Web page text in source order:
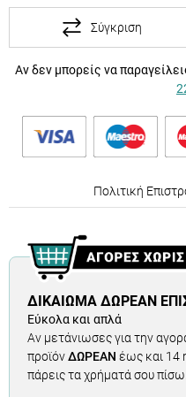
Σύγκριση
Αν δεν μπορείς να
Πολιτική
ΔΙΚΑΊΩΜΑ ΔΩΡΕΆΝ
Εύκολα και απλά
Αν μετάνιωσες για την
προϊόνΔΩΡΕΑΝ έως και 14
πάρεις τα χρήματά σου πίσω.